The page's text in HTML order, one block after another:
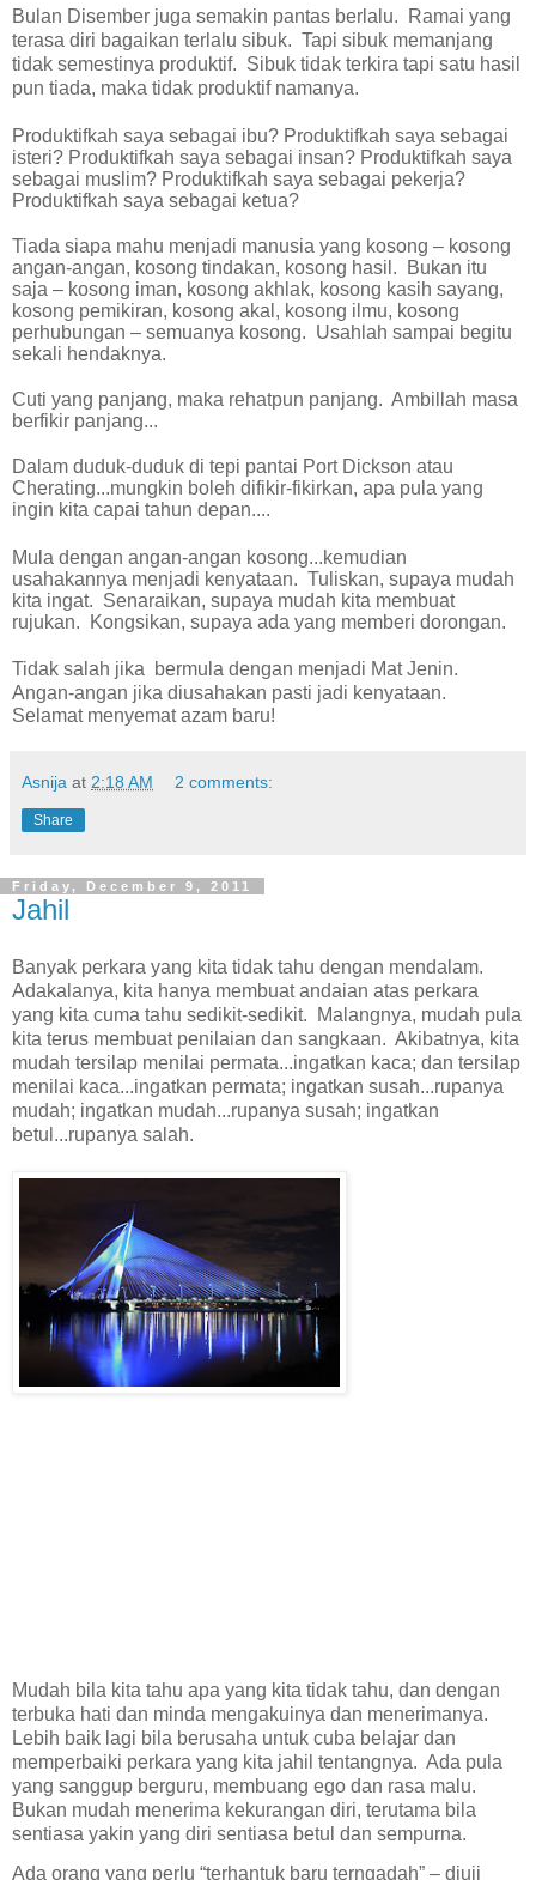
Bulan Disember juga semakin pantas berlalu.
Ramai yang
terasa diri bagaikan terlalu sibuk. Tapi sibuk memanjang
tidak semestinya produktif. Sibuk tidak terkira tapi satu hasil
pun tiada, maka tidak produktif namanya.
Produktifkah saya sebagai ibu? Produktifkah saya sebagai
isteri? Produktifkah saya sebagai insan? Produktifkah saya
sebagai muslim? Produktifkah saya sebagai pekerja?
Produktifkah saya sebagai ketua?
Tiada siapa mahu menjadi manusia yang kosong – kosong
angan-angan, kosong tindakan, kosong hasil.
Bukan itu
saja – kosong iman, kosong akhlak, kosong kasih sayang,
kosong pemikiran, kosong akal, kosong ilmu, kosong
perhubungan – semuanya kosong. Usahlah sampai begitu
sekali hendaknya.
Cuti yang panjang, maka rehatpun panjang. Ambillah masa
berfikir panjang...
Dalam duduk-duduk di tepi pantai Port Dickson atau
Cherating...mungkin boleh difikir-fikirkan, apa pula yang
ingin kita capai tahun depan....
Mula dengan angan-angan kosong...kemudian
usahakannya menjadi kenyataan. Tuliskan, supaya mudah
kita ingat. Senaraikan, supaya mudah kita membuat
rujukan.
Kongsikan, supaya ada yang memberi dorongan.
Tidak salah jika
bermula dengan menjadi Mat Jenin.
Angan-angan jika diusahakan pasti jadi kenyataan.
Selamat menyemat azam baru!
Asnija at 2:18 AM 2 comments:
Share
Friday, December 9, 2011
Jahil
Banyak perkara yang kita tidak tahu dengan mendalam.
Adakalanya, kita hanya membuat andaian atas perkara
yang kita cuma tahu sedikit-sedikit.
Malangnya, mudah pula
kita terus membuat penilaian dan sangkaan. Akibatnya, kita
mudah tersilap menilai permata...ingatkan kaca; dan tersilap
menilai kaca...ingatkan permata; ingatkan susah...rupanya
mudah; ingatkan mudah...rupanya susah; ingatkan
betul...rupanya salah.
Mudah bila kita tahu apa yang kita tidak tahu, dan dengan
terbuka hati dan minda mengakuinya dan menerimanya.
Lebih baik lagi bila berusaha untuk cuba belajar dan
memperbaiki perkara yang kita jahil tentangnya. Ada pula
yang sanggup berguru, membuang ego dan rasa malu.
Bukan mudah menerima kekurangan diri, terutama bila
sentiasa yakin yang diri sentiasa betul dan sempurna.
Ada orang yang perlu “terhantuk baru terngadah” – diuji